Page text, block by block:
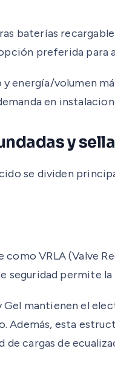
baterías
preferida para
energía/volumen
en
y
se dividen
VRLA (Valve
seguridad permite
mantienen el
Además, esta
cargas de